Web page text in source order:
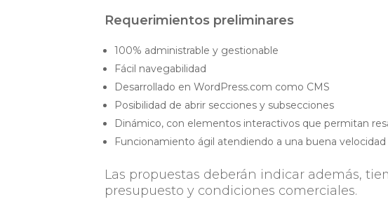
Requerimientos preliminares
100% administrable y gestionable
Fácil navegabilidad
Desarrollado en WordPress.com como CMS
Posibilidad de abrir secciones y subsecciones
Dinámico, con elementos interactivos que permitan
Funcionamiento ágil atendiendo a una buena
Las propuestas deberán indicar además,
presupuesto y condiciones comerciales.